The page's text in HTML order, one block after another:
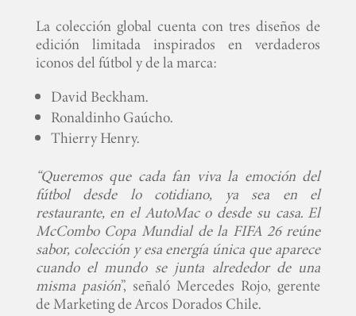
La colección global cuenta con tres diseños de
edición limitada inspirados en verdaderos
iconos del fútbol y de la marca:
David Beckham.
Ronaldinho Gaúcho.
Thierry Henry.
“Queremos que cada fan viva la emoción del
fútbol desde lo cotidiano, ya sea en el
restaurante, en el AutoMac o desde su casa. El
McCombo Copa Mundial de la FIFA 26 reúne
sabor, colección y esa energía única que aparece
cuando el mundo se junta alrededor de una
misma pasión”, señaló Mercedes Rojo, gerente
de Marketing de Arcos Dorados Chile.